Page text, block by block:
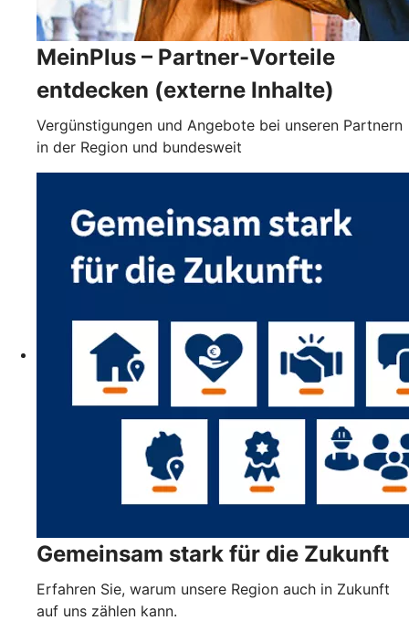
MeinPlus – Partner-Vorteile
entdecken (externe Inhalte)
Vergünstigungen und Angebote bei unseren Partnern
in der Region und bundesweit
Gemeinsam stark für die Zukunft
Erfahren Sie, warum unsere Region auch in Zukunft
auf uns zählen kann.